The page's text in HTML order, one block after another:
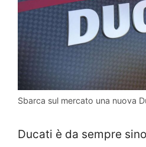
Sbarca sul mercato una nuova
Ducati è da sempre